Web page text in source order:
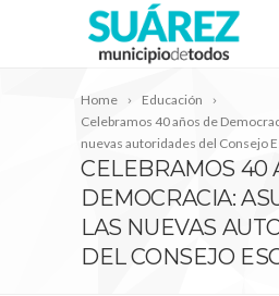
Home
Educación
Celebramos 40 años de
nuevas autoridades del Consejo
CELEBRAMOS 40
DEMOCRACIA:
LAS NUEVAS
DEL CONSEJO